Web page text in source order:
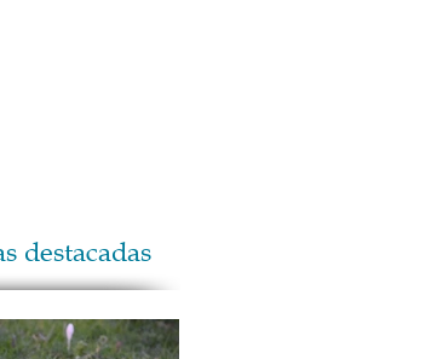
destacadas